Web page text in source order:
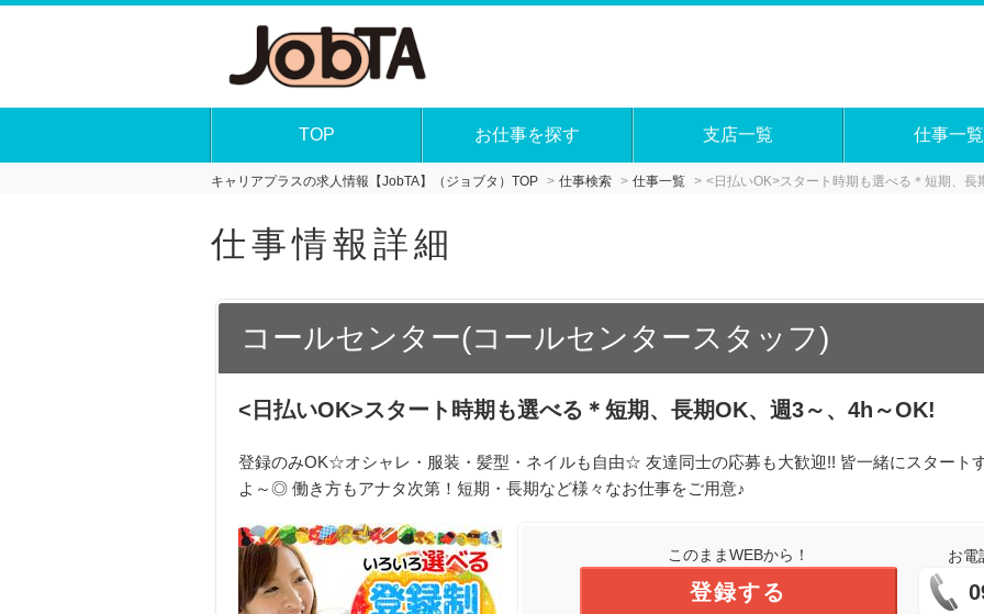
TOP お仕事を探す 支店一覧 仕事一覧
キャリアプラスの求人情報【JobTA】（ジョブタ）TOP 仕事検索 仕事一覧 <日払いOK>スタート時期も選べる＊短期、長
仕事情報詳細
コールセンター(コールセンタースタッフ)
<日払いOK>スタート時期も選べる＊短期、長期OK、週3～、4h～OK!
登録のみOK☆オシャレ・服装・髪型・ネイルも自由☆ 友達同士の応募も大歓迎!! 皆一緒にスタート
よ～◎ 働き方もアナタ次第！短期・長期など様々なお仕事をご用意♪
このままWEBから！
登録する
お電